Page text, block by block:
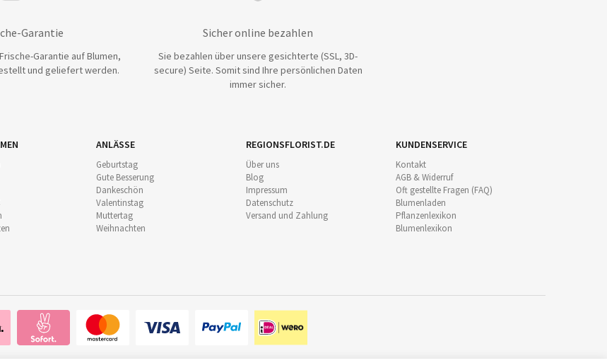
Garantie
Garantie auf Blumen,
und geliefert werden.
Sicher online bezahlen
Sie bezahlen über unsere gesichterte (SSL, 3D-
secure) Seite. Somit sind Ihre persönlichen Daten
immer sicher.
ANLÄSSE
Geburtstag
Gute Besserung
Dankeschön
Valentinstag
Muttertag
Weihnachten
REGIONSFLORIST.DE
Über uns
Blog
Impressum
Datenschutz
Versand und Zahlung
KUNDENSERVICE
Kontakt
AGB & Widerruf
Oft gestellte Fragen (FAQ)
Blumenladen
Pflanzenlexikon
Blumenlexikon